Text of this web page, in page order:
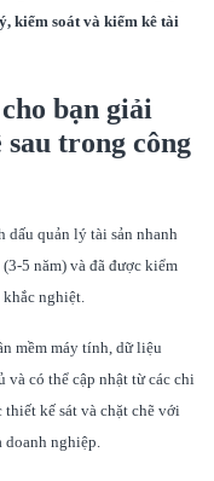
LIỆU TẬP
TRUY XUẤT,
xác và thuận
kiểm soát và kiểm kê tài
bạn giải
trong công
dấu quản lý tài sản nhanh
5 năm) và đã được kiểm
nghiệt.
mềm máy tính, dữ liệu
và có thể cập nhật từ các chi
kế sát và chặt chẽ với
doanh nghiệp.